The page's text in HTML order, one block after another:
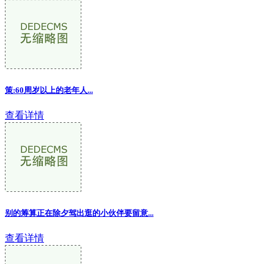
策:60周岁以上的老年人...
查看详情
别的筹算正在除夕驾出逛的小伙伴要留意...
查看详情